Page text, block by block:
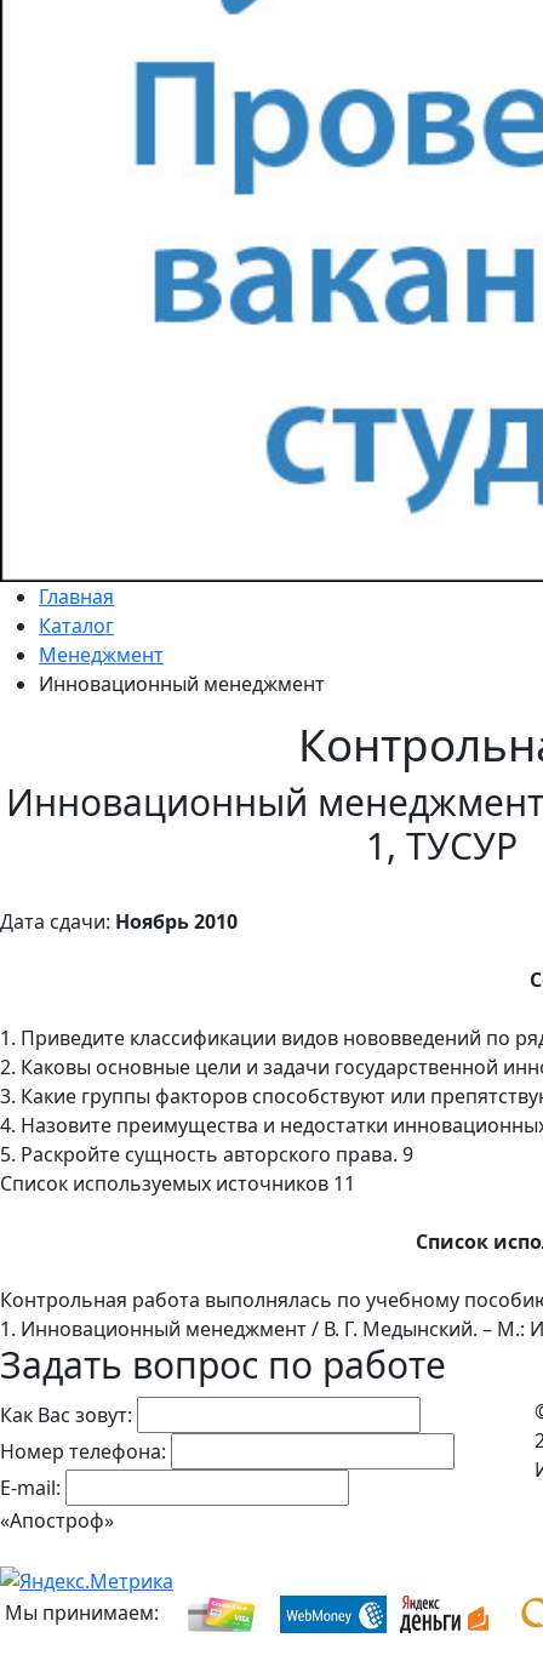
Главная
Каталог
Менеджмент
Инновационный менеджмент
Инновационный
1, ТУСУР
Дата сдачи: Ноябрь 2010
1. Приведите классификации видов нововведений по
2. Каковы основные цели и задачи государственной
3. Какие группы факторов способствуют или
4. Назовите преимущества и недостатки
5. Раскройте сущность авторского права. 9
Список используемых источников 11
Список
Контрольная работа выполнялась по учебному
1. Инновационный менеджмент / В. Г. Медынский. – М.:
Задать вопрос по работе
Как Вас зовут:
Номер телефона:
E-mail:
«Апостроф»
Мы принимаем: